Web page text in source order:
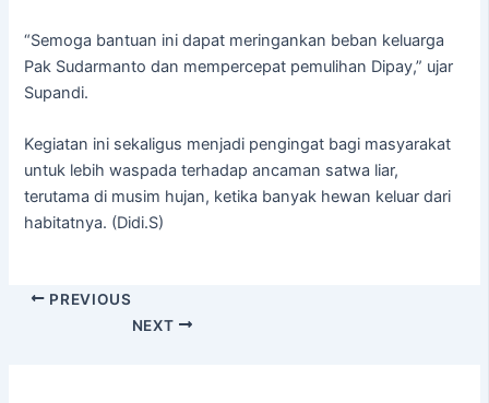
“Semoga bantuan ini dapat meringankan beban keluarga
Pak Sudarmanto dan mempercepat pemulihan Dipay,” ujar
Supandi.
Kegiatan ini sekaligus menjadi pengingat bagi masyarakat
untuk lebih waspada terhadap ancaman satwa liar,
terutama di musim hujan, ketika banyak hewan keluar dari
habitatnya. (Didi.S)
PREVIOUS
NEXT